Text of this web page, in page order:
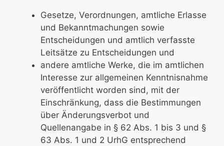
Gesetze, Verordnungen, amtliche Erlasse
und Bekanntmachungen sowie
Entscheidungen und amtlich verfasste
Leitsätze zu Entscheidungen und
andere amtliche Werke, die im amtlichen
Interesse zur allgemeinen Kenntnisnahme
veröffentlicht worden sind, mit der
Einschränkung, dass die Bestimmungen
über Änderungsverbot und
Quellenangabe in § 62 Abs. 1 bis 3 und §
63 Abs. 1 und 2 UrhG entsprechend